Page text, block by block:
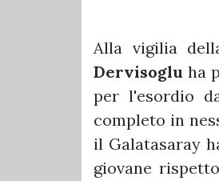
Alla vigilia
Dervisoglu ha
per l'esordio
completo in
il Galatasaray
giovane